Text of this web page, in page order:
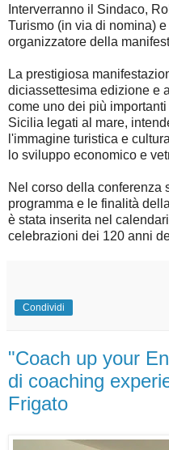
Interverranno il Sindaco,
Turismo (in via di nomina)
organizzatore della
La prestigiosa
diciassettesima edizione e
come uno dei più
Sicilia legati al mare,
l'immagine turistica e
lo sviluppo economico e
Nel corso della conferenza
programma e le finalità
è stata inserita nel
celebrazioni dei 120 anni
Condividi
"Coach up your
di coaching
Frigato